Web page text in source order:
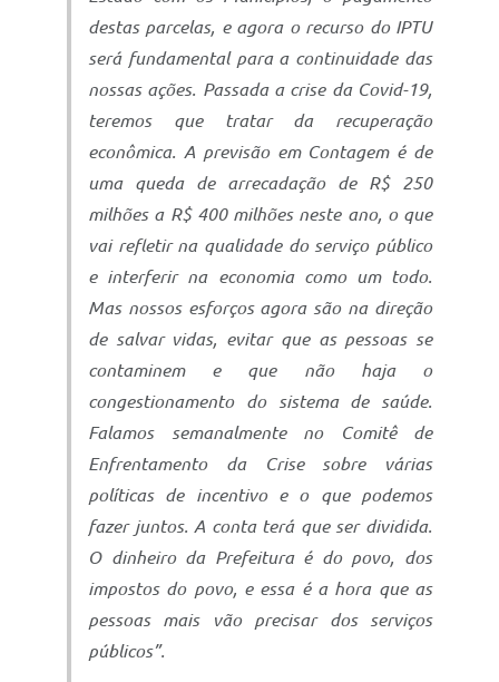
destas parcelas, e agora o recurso do IPTU
será fundamental para a continuidade das
nossas ações. Passada a crise da Covid-19,
teremos que tratar da recuperação
econômica. A previsão em Contagem é de
uma queda de arrecadação de R$ 250
milhões a R$ 400 milhões neste ano, o que
vai refletir na qualidade do serviço público
e interferir na economia como um todo.
Mas nossos esforços agora são na direção
de salvar vidas, evitar que as pessoas se
contaminem e que não haja o
congestionamento do sistema de saúde.
Falamos semanalmente no Comitê de
Enfrentamento da Crise sobre várias
políticas de incentivo e o que podemos
fazer juntos. A conta terá que ser dividida.
O dinheiro da Prefeitura é do povo, dos
impostos do povo, e essa é a hora que as
pessoas mais vão precisar dos serviços
públicos”.